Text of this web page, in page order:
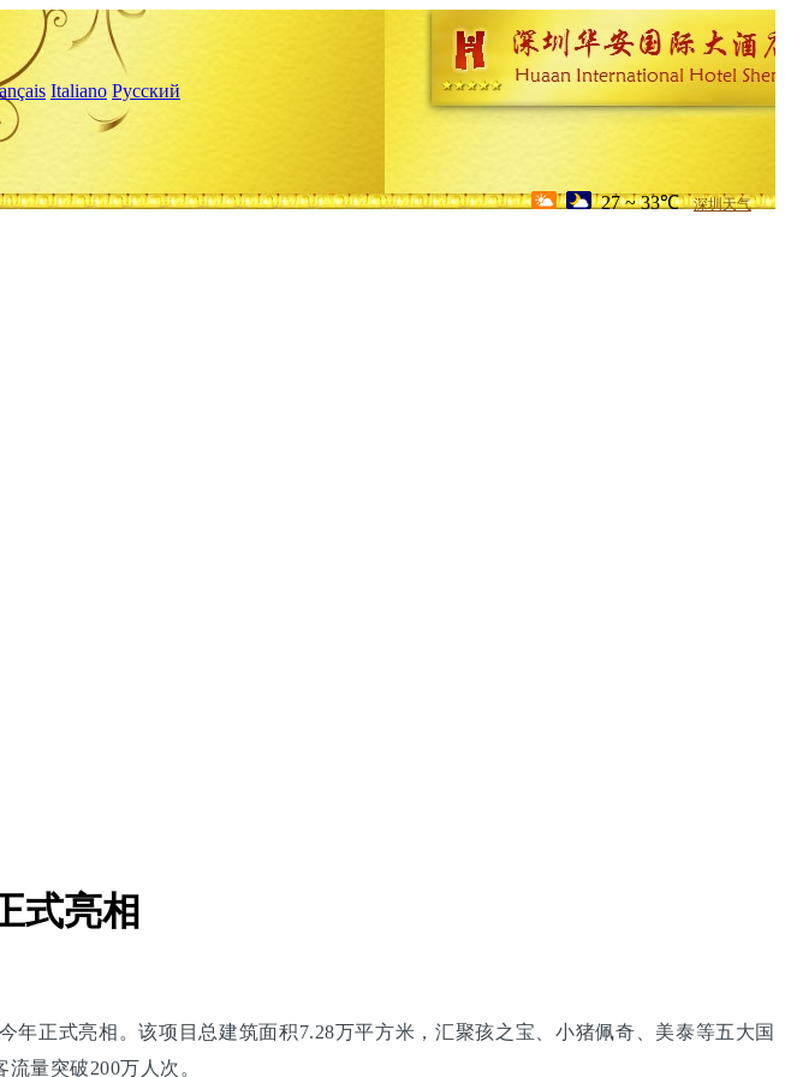
Italiano Русский
27 ~ 33℃ 深圳天气
式亮相
正式亮相。该项目总建筑面积7.28万平方米，汇聚孩之宝、小猪佩奇、美泰等五大国
量突破200万人次。